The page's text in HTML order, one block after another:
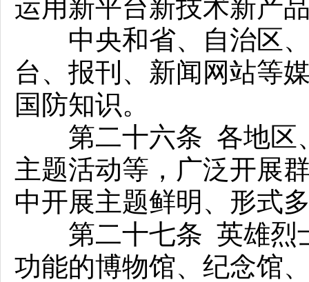
运用新平台新技术新产
中央和省、自治区、
台、报刊、新闻网站等
国防知识。
第二十六条 各地区、
主题活动等，广泛开展
中开展主题鲜明、形式
第二十七条 英雄烈士
功能的博物馆、纪念馆